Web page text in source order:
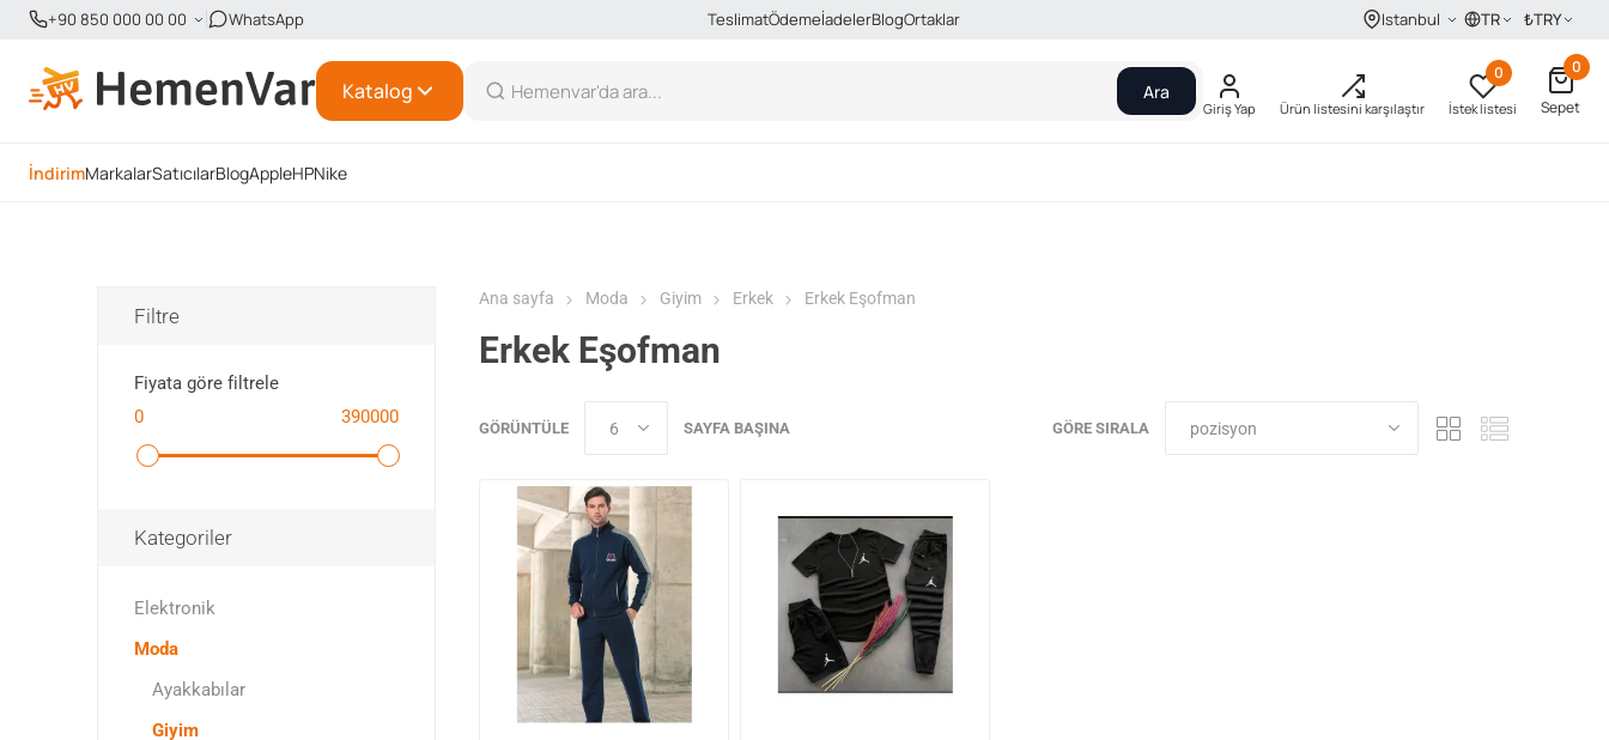
+90 850 000 00 00 WhatsApp TeslimatÖdemeİadelerBlogOrtaklar Istanbul TR ₺TRY
Katalog Ara
Giriş Yap Ürün listesini karşılaştır İstek listesi
0
0
Sepet
İndirimMarkalarSatıcılarBlogAppleHPNike
Ana sayfa Moda Giyim Erkek Erkek Eşofman
Erkek Eşofman
GÖRE SIRALA
GÖRÜNTÜLE SAYFA BAŞINA
Filtre
Fiyata göre filtrele
0
390000
Kategoriler
Elektronik
Moda
Ayakkabılar
Giyim